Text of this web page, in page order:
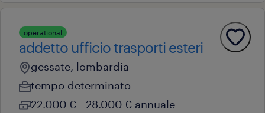
operational
addetto ufficio trasporti esteri
gessate, lombardia
tempo determinato
22.000 € - 28.000 € annuale